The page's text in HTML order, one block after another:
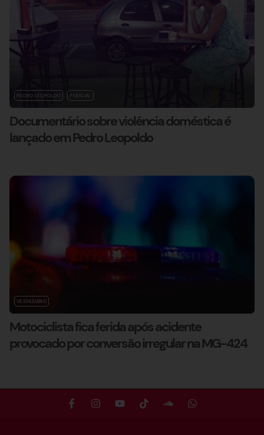
PEDRO LEOPOLDO POLICIAL
Documentário sobre violência doméstica é
lançado em Pedro Leopoldo
VESPASIANO
Motociclista fica ferida após acidente
provocado por conversão irregular na MG-424